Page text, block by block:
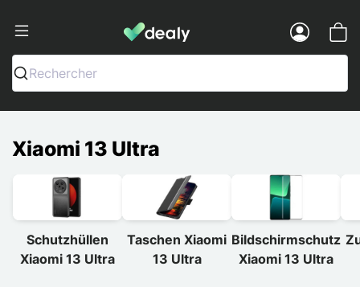
Dealy - Hüllen und Zubehör für
Rechercher
Xiaomi 13 Ultra
Schutzhüllen
Xiaomi 13 Ultra
Taschen Xiaomi
13 Ultra
Bildschirmschutz
Xiaomi 13 Ultra